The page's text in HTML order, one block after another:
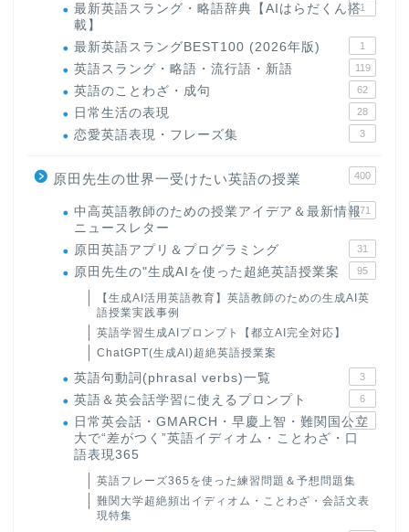
最新英語スラング・略語辞典【AIはらだくん搭
載】
1
最新英語スラングBEST100 (2026年版) 1
英語スラング・略語・流行語・新語 119
英語のことわざ・成句 62
日常生活の表現 28
恋愛英語表現・フレーズ集 3
原田先生の世界一受けたい英語の授業 400
中高英語教師のための授業アイデア＆最新情報
ニュースレター
171
原田英語アプリ＆プログラミング 31
原田先生の"生成AIを使った超絶英語授業案 95
【生成AI活用英語教育】英語教師のための生成AI英
語授業実践事例
英語学習生成AIプロンプト【都立AI完全対応】
ChatGPT(生成AI)超絶英語授業案
英語句動詞(phrasal verbs)一覧 3
英語＆英会話学習に使えるプロンプト 6
日常英会話・GMARCH・早慶上智・難関国公立
大で“差がつく”英語イディオム・ことわざ・口
語表現365
22
英語フレーズ365を使った練習問題＆予想問題集
難関大学超絶頻出イディオム・ことわざ・会話文表
現特集